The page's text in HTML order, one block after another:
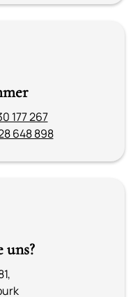
177 267
648 898
uns?